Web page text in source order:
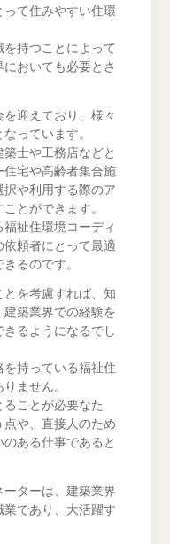
て住みやすい住環
持つことによって
おいても必要とさ
迎えており、様々
っています。
士や工務店などと
宅や高齢者集合施
や利用する際のア
とができます。
祉住環境コーディ
頼者にとって最適
るのです。
を考慮すれば、知
築業界での経験を
るようになるでし
持っている福祉住
ません。
ことが必要なた
や、直接人のため
ある仕事であると
ーターは、建築業界
であり、大活躍す